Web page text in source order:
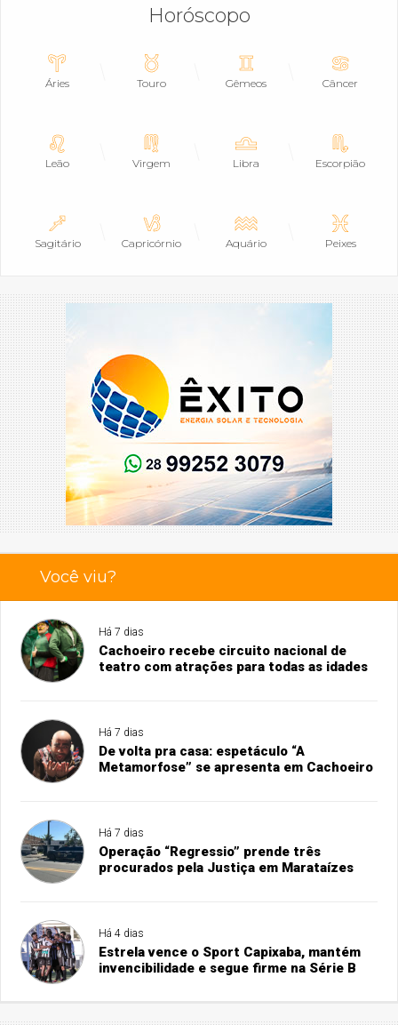
Horóscopo
Áries Touro Gêmeos Câncer
Leão Virgem Libra Escorpião
Sagitário Capricórnio Aquário Peixes
Você viu?
Há 7 dias
Cachoeiro recebe circuito nacional de
teatro com atrações para todas as idades
Há 7 dias
De volta pra casa: espetáculo “A
Metamorfose” se apresenta em Cachoeiro
Há 7 dias
Operação “Regressio” prende três
procurados pela Justiça em Marataízes
Há 4 dias
Estrela vence o Sport Capixaba, mantém
invencibilidade e segue firme na Série B